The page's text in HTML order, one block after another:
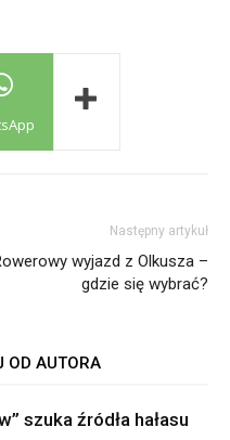
Następny artykuł
wyjazd z Olkusza –
gdzie się wybrać?
OD AUTORA
szuka źródła hałasu